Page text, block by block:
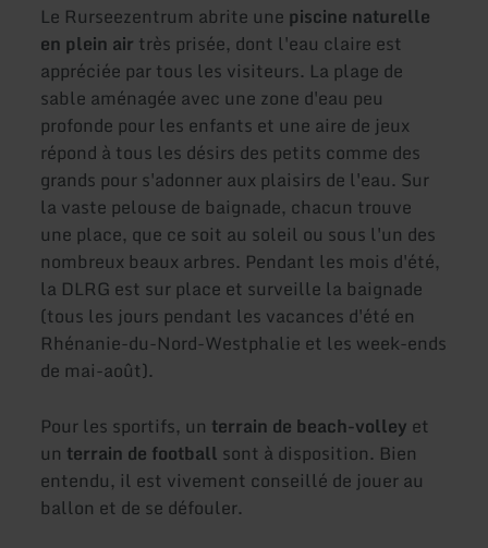
Le Rurseezentrum abrite une piscine naturelle
en plein air très prisée, dont l'eau claire est
appréciée par tous les visiteurs. La plage de
sable aménagée avec une zone d'eau peu
profonde pour les enfants et une aire de jeux
répond à tous les désirs des petits comme des
grands pour s'adonner aux plaisirs de l'eau. Sur
la vaste pelouse de baignade, chacun trouve
une place, que ce soit au soleil ou sous l'un des
nombreux beaux arbres. Pendant les mois d'été,
la DLRG est sur place et surveille la baignade
(tous les jours pendant les vacances d'été en
Rhénanie-du-Nord-Westphalie et les week-ends
de mai-août).
Pour les sportifs, un terrain de beach-volley et
un terrain de football sont à disposition. Bien
entendu, il est vivement conseillé de jouer au
ballon et de se défouler.